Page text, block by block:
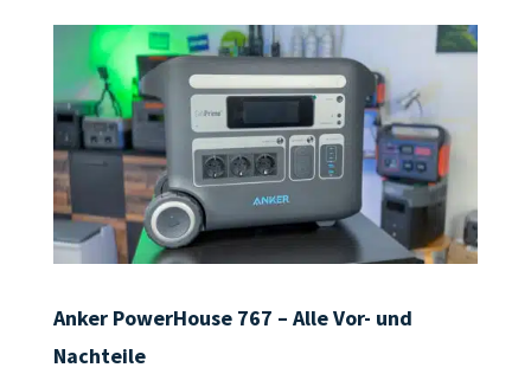
Anker PowerHouse 767 – Alle Vor- und
Nachteile